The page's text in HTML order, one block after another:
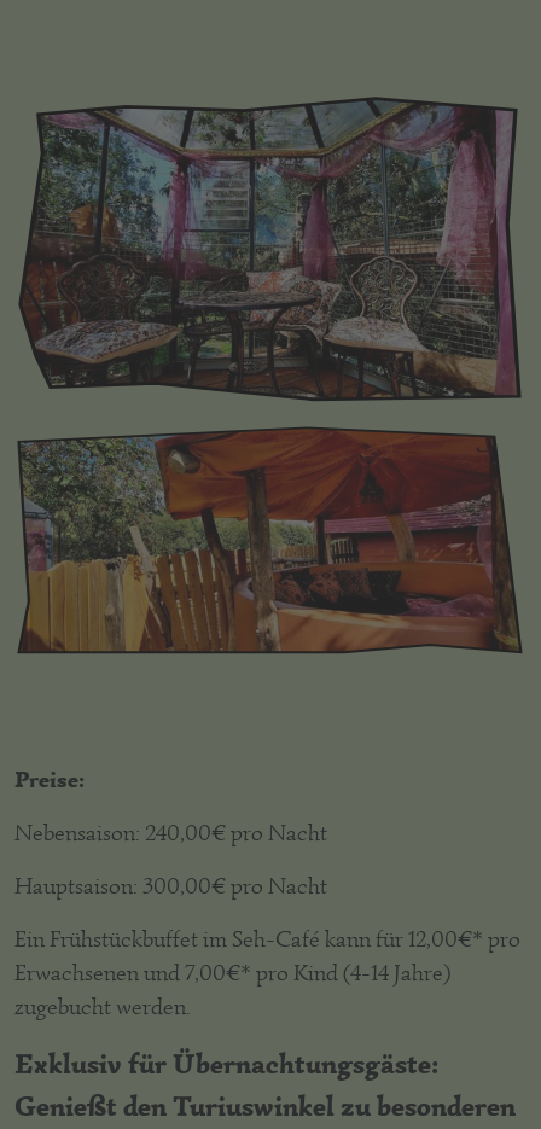
Preise:
Nebensaison: 240,00€ pro Nacht
Hauptsaison: 300,00€ pro Nacht
Ein Frühstückbuffet im Seh-Café kann für 12,00€* pro
Erwachsenen und 7,00€* pro Kind (4-14 Jahre)
zugebucht werden.
Exklusiv für Übernachtungsgäste:
Genießt den Turiuswinkel zu besonderen